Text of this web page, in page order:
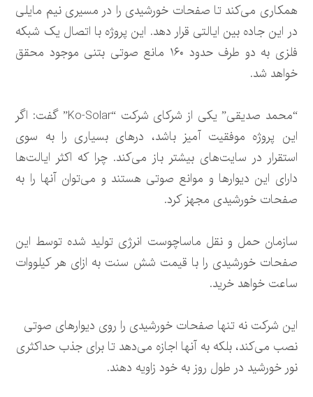
همکاری می‌کند تا صفحات خورشیدی را در مسیری نیم مایلی
در این جاده بین ایالتی قرار دهد. این پروژه با اتصال یک شبکه
فلزی به دو طرف حدود ۱۶۰ مانع صوتی بتنی موجود محقق
خواهد شد.
“محمد صدیقی” یکی از شرکای شرکت “Ko-Solar” گفت: اگر
این پروژه موفقیت آمیز باشد، درهای بسیاری را به سوی
استقرار در سایت‌های بیشتر باز می‌کند. چرا که اکثر ایالت‌ها
دارای این دیوارها و موانع صوتی هستند و می‌توان آنها را به
صفحات خورشیدی مجهز کرد.
سازمان حمل و نقل ماساچوست انرژی تولید شده توسط این
صفحات خورشیدی را با قیمت شش سنت به ازای هر کیلووات
ساعت خواهد خرید.
این شرکت نه تنها صفحات خورشیدی را روی دیوارهای صوتی
نصب می‌کند، بلکه به آنها اجازه می‌دهد تا برای جذب حداکثری
نور خورشید در طول روز به خود زاویه دهند.